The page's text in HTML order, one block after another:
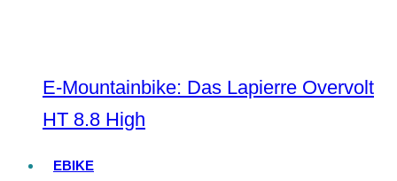
E-Mountainbike: Das Lapierre Overvolt
HT 8.8 High
EBIKE